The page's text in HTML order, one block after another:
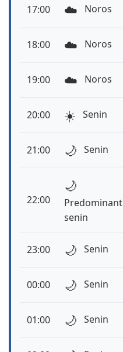
17:00 ☁️ Noros
18:00 ☁️ Noros
19:00 ☁️ Noros
20:00 ☀️ Senin
21:00 🌙 Senin
22:00
🌙
Predominant
senin
23:00 🌙 Senin
00:00 🌙 Senin
01:00 🌙 Senin